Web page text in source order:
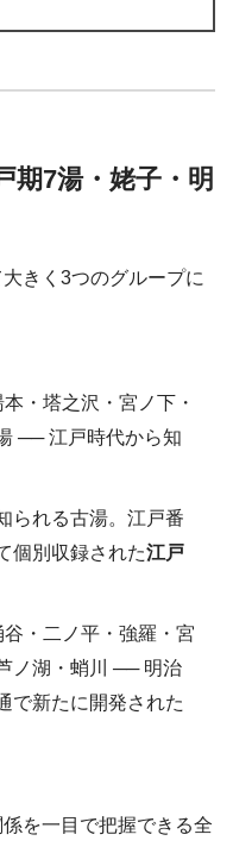
期7湯・姥子・明
きく3つのグループに
本・塔之沢・宮ノ下・
── 江戸時代から知
られる古湯。江戸番
個別収録された江戸
・二ノ平・強羅・宮
ノ湖・蛸川 ── 明治
で新たに開発された
を一目で把握できる全